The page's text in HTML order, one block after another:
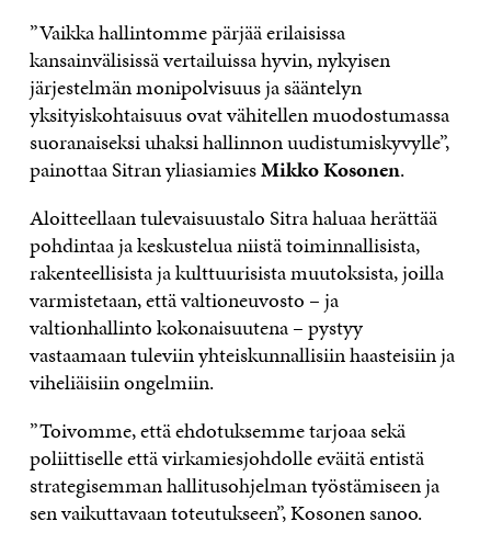
”Vaikka hallintomme pärjää erilaisissa
kansainvälisissä vertailuissa hyvin, nykyisen
järjestelmän monipolvisuus ja sääntelyn
yksityiskohtaisuus ovat vähitellen muodostumassa
suoranaiseksi uhaksi hallinnon uudistumiskyvylle”,
painottaa Sitran yliasiamiesMikko Kosonen.
Aloitteellaan tulevaisuustalo Sitra haluaa herättää
pohdintaa ja keskustelua niistä toiminnallisista,
rakenteellisista ja kulttuurisista muutoksista, joilla
varmistetaan, että valtioneuvosto – ja
valtionhallinto kokonaisuutena – pystyy
vastaamaan tuleviin yhteiskunnallisiin haasteisiin ja
viheliäisiin ongelmiin.
”Toivomme, että ehdotuksemme tarjoaa sekä
poliittiselle että virkamiesjohdolle eväitä entistä
strategisemman hallitusohjelman työstämiseen ja
sen vaikuttavaan toteutukseen”, Kosonen sanoo.